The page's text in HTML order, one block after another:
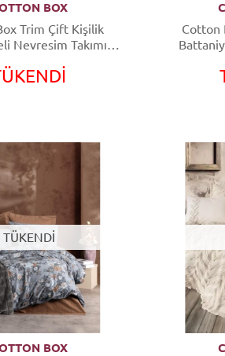
BOX
Trim Çift Kişilik
Nevresim Takımı
Cotton
TÜKENDİ
BOX